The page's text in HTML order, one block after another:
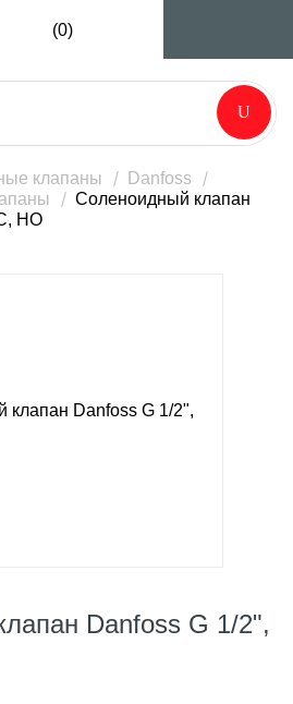
(0)
клапаны
Danfoss
Соленоидный клапан
НО
Danfoss G 1/2",